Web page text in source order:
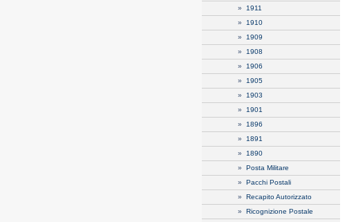
» 1911
» 1910
» 1909
» 1908
» 1906
» 1905
» 1903
» 1901
» 1896
» 1891
» 1890
» Posta Militare
» Pacchi Postali
» Recapito Autorizzato
» Ricognizione Postale